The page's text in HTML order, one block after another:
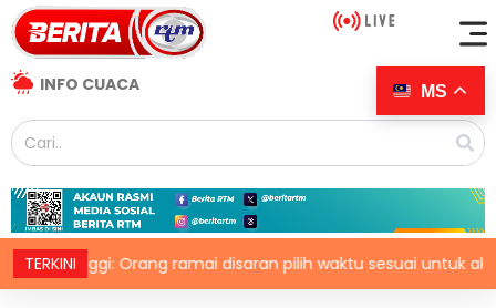
INFO CUACA
TERKINI
tinggi: Orang ramai disaran pilih waktu sesuai untuk aktiviti
MS